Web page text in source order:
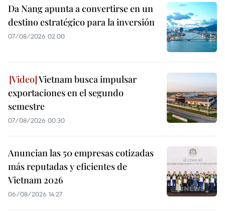
Da Nang apunta a convertirse en un
destino estratégico para la inversión
07/08/2026 02:00
Vietnam busca impulsar
exportaciones en el segundo
semestre
07/08/2026 00:30
Anuncian las 50 empresas cotizadas
más reputadas y eficientes de
Vietnam 2026
06/08/2026 14:27